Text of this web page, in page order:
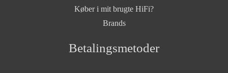
Køber i mit brugte HiFi?
Brands
Betalingsmetoder